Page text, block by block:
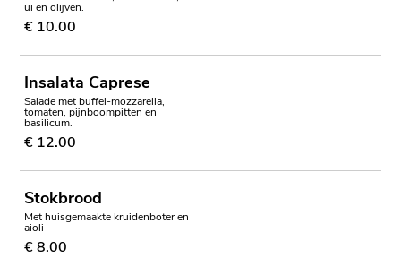
ui en olijven.
€ 10.00
Insalata Caprese
Salade met buffel-mozzarella,
tomaten, pijnboompitten en
basilicum.
€ 12.00
Stokbrood
Met huisgemaakte kruidenboter en
aioli
€ 8.00